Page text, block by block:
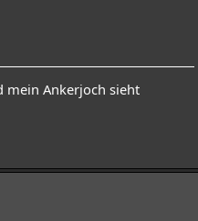
mein Ankerjoch sieht